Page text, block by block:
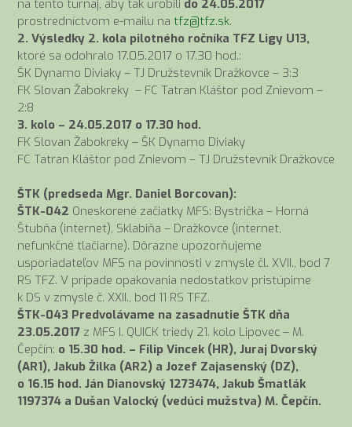
na tento turnaj, aby tak urobili do 24.05.2017
prostredníctvom e-mailu na tfz@tfz.sk.
2. Výsledky 2. kola pilotného ročníka TFZ Ligy U13,
ktoré sa odohralo 17.05.2017 o 17.30 hod.:
ŠK Dynamo Diviaky – TJ Družstevník Dražkovce – 3:3
FK Slovan Žabokreky – FC Tatran Kláštor pod Znievom –
2:8
3. kolo – 24.05.2017 o 17.30 hod.
FK Slovan Žabokreky – ŠK Dynamo Diviaky
FC Tatran Kláštor pod Znievom – TJ Družstevník Dražkovce
ŠTK (predseda Mgr. Daniel Borcovan):
ŠTK-042 Oneskorené začiatky MFS: Bystrička – Horná
Štubňa (internet), Sklabiňa – Dražkovce (internet,
nefunkčné tlačiarne). Dôrazne upozorňujeme
usporiadateľov MFS na povinnosti v zmysle čl. XVII., bod 7
RS TFZ. V prípade opakovania nedostatkov pristúpime
k DS v zmysle č. XXII., bod 11 RS TFZ.
ŠTK-043 Predvolávame na zasadnutie ŠTK dňa
23.05.2017 z MFS I. QUICK triedy 21. kolo Lipovec – M.
Čepčín: o 15.30 hod. – Filip Vincek (HR), Juraj Dvorský
(AR1), Jakub Žilka (AR2) a Jozef Zajasenský (DZ),
o 16.15 hod. Ján Dianovský 1273474, Jakub Šmatlák
1197374 a Dušan Valocký (vedúci mužstva) M. Čepčín.